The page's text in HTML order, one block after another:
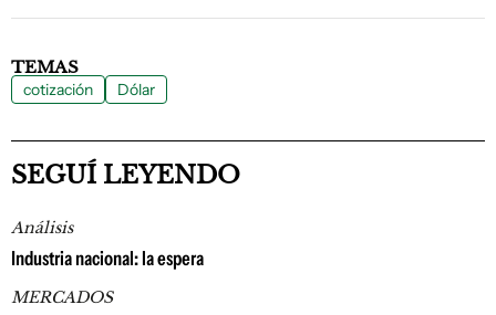
TEMAS
cotización Dólar
SEGUÍ LEYENDO
Análisis
Industria nacional: la espera
MERCADOS